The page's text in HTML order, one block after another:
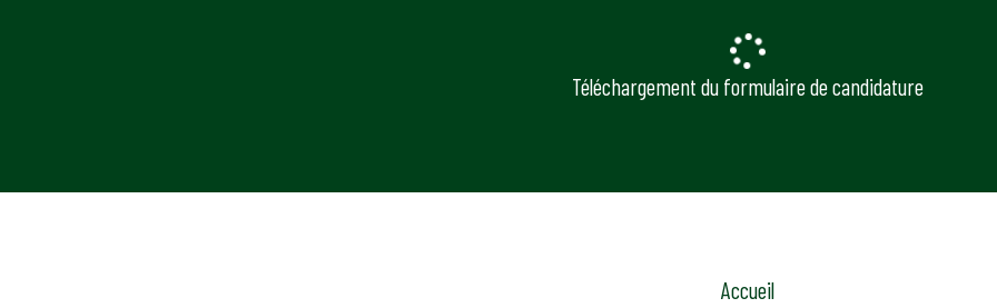
Téléchargement du formulaire de candidature
Accueil